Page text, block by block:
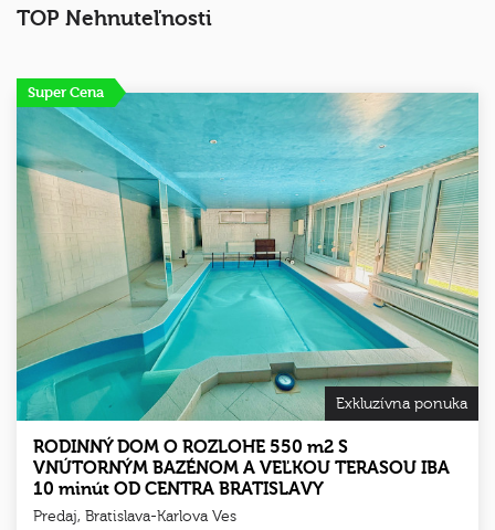
TOP Nehnuteľnosti
Exkluzívna ponuka
RODINNÝ DOM O ROZLOHE 550 m2 S
VNÚTORNÝM BAZÉNOM A VEĽKOU TERASOU IBA
10 minút OD CENTRA BRATISLAVY
Predaj, Bratislava-Karlova Ves
Super Cena